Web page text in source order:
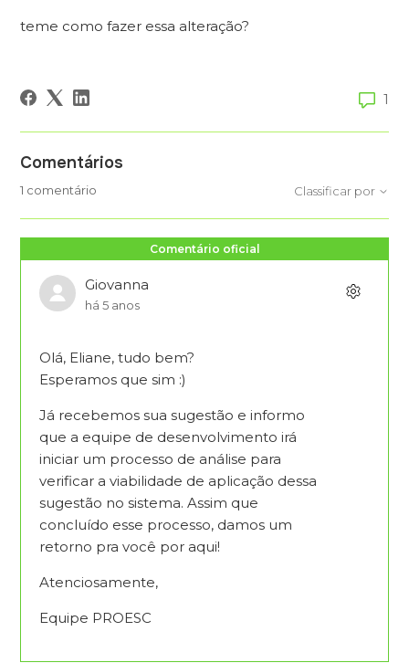
teme como fazer essa alteração?
1
Comentários
1 comentário Classificar por
Comentário oficial
Giovanna
há 5 anos
Olá, Eliane, tudo bem?
Esperamos que sim :)
Já recebemos sua sugestão e informo
que a equipe de desenvolvimento irá
iniciar um processo de análise para
verificar a viabilidade de aplicação dessa
sugestão no sistema. Assim que
concluído esse processo, damos um
retorno pra você por aqui!
Atenciosamente,
Equipe PROESC